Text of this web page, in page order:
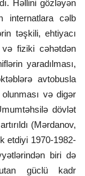
Həllini gözləyən
internatlara cəlb
təşkili, ehtiyacı
fiziki cəhətdən
yaradılması,
avtobusla
və digər
dövlət
(Mərdanov,
etdiyi 1970-1982-
biri də
güclü kadr